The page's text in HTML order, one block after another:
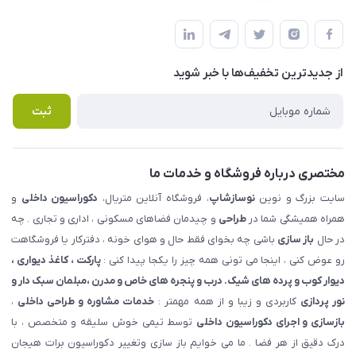
املاک مدنی - نوساز شاپ
لیست محصولات
درباره ما
قوانین و مقررات
حریم خصوصی
راهنما
پرسش های متداول
از جدید‌ترین تخفیف‌ها با‌ خبر شوید
ثبت
مختصری درباره فروشگاه و خدمات ما
سایت بزرگ و نویننوسازشاپ، فروشگاه آنلاین متریال، دکوراسیون داخلی و
همراه همیشگی شما درطراحی و چیدمان فضاهای مسکونی ، اداری و تجاری . چه
در حال باز سازی باشی چه بخوای فقط حال و هوای خونه ، دفترکار یا فروشگاهت
رو عوض کنی ، اینجا می تونی همه چیز را یکجا پیدا کنی :پارکت ، کاغذ دیواری ،
دیوار کوب و پرده های شیک. درب و پنجره های خاص و مدرن ،مبلمان سبک دار و
نور پردازی کاربردی و زیبا و از همه مهمتر : خدمات مشاوره و طراحی داخلی ،
بازسازی و اجرای دکوراسیون داخلی توسط تیمی خوش سلیقه و متخصص ، با
درک دقیق از هر فضا . ما می خوایم باز سازی وتغییر دکوراسیون برات هیجان